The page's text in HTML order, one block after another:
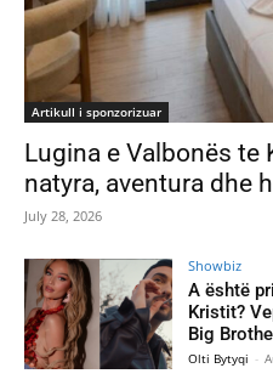
Artikull i sponzorizuar
Lugina e Valbonës te
natyra, aventura dhe
July 28, 2026
Showbiz
A është
Kristit?
Big
Olti Bytyqi -